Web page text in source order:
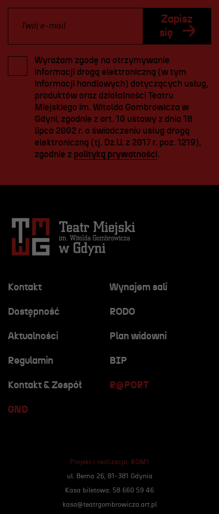
Zapisz
się
Wyrażam zgodę na otrzymywanie
informacji drogą elektroniczną (w tym
informacji handlowych) dotyczących usług,
produktów oraz działalności Teatru
Miejskiego im. Witolda Gombrowicza w
Gdyni, zgodnie z art. 10 ustawy z dnia 18
lipca 2002 r. o świadczeniu usług drogą
elektroniczną (tj. Dz.U. z 2017 r. poz. 1219),
zgodnie z polityką prywatności.
Kontakt Wynajem sali
Dostępność RODO
R@PORT
Aktualności Plan widowni
Regulamin BIP
GND
Kontakt & Zespół
Projekt i realizacja: ROM1
ul. Bema 26, 81-381 Gdynia
Kasa biletowa: 58 660 59 46
kasa@teatrgombrowicza.art.pl